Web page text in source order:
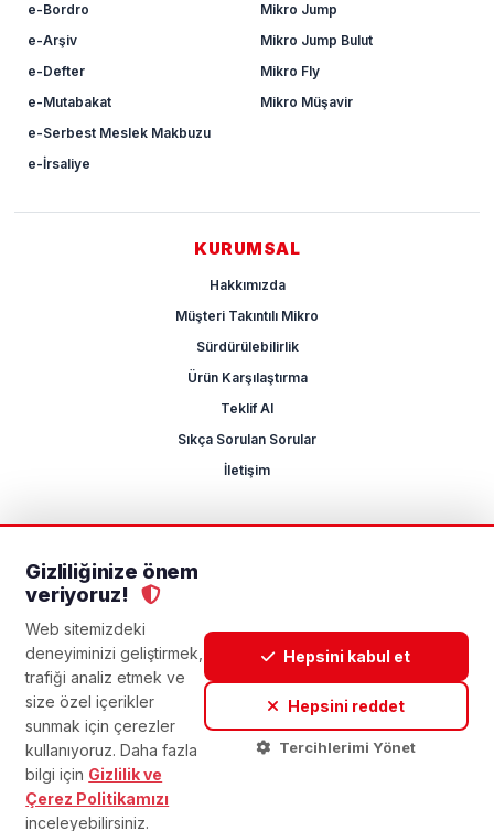
Gizliliğinize önem
veriyoruz!
Web sitemizdeki
deneyiminizi geliştirmek,
trafiği analiz etmek ve
size özel içerikler
sunmak için çerezler
kullanıyoruz. Daha fazla
bilgi için Gizlilik ve
Çerez Politikamızı
inceleyebilirsiniz.
Hepsini kabul et
Hepsini reddet
Tercihlerimi Yönet
e-Bordro
e-Arşiv
e-Defter
e-Mutabakat
e-Serbest Meslek Makbuzu
e-İrsaliye
Mikro Jump
Mikro Jump Bulut
Mikro Fly
Mikro Müşavir
KURUMSAL
Hakkımızda
Müşteri Takıntılı Mikro
Sürdürülebilirlik
Ürün Karşılaştırma
Teklif Al
Sıkça Sorulan Sorular
İletişim
KVKKGizlilik Politikası